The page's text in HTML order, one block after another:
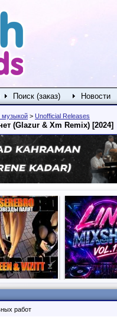
Поиск (заказ) Новости
> Unofficial Releases
(Glazur & Xm Remix) [2024]
работ